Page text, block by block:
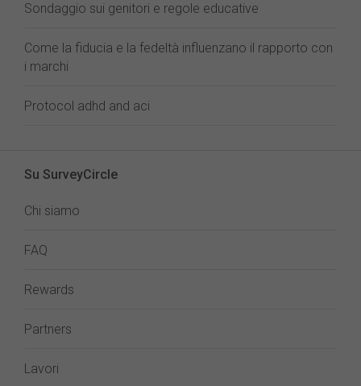
Sondaggio sui genitori e regole educative
Come la fiducia e la fedeltà influenzano il rapporto con
i marchi
Protocol adhd and aci
Su SurveyCircle
Chi siamo
FAQ
Rewards
Partners
Lavori